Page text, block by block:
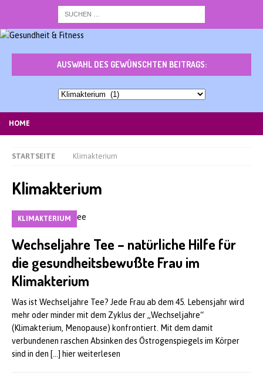
AUSWAHL DES GEWÜNSCHTEN BEITRAGS:
Auswahl
HOME
STARTSEITE Klimakterium
Klimakterium
KLIMAKTERIUM
Wechseljahre Tee – natürliche Hilfe für
die gesundheitsbewußte Frau im
Klimakterium
Was ist Wechseljahre Tee? Jede Frau ab dem 45. Lebensjahr wird
mehr oder minder mit dem Zyklus der „Wechseljahre“
(Klimakterium, Menopause) konfrontiert. Mit dem damit
verbundenen raschen Absinken des Östrogenspiegels im Körper
sind in den […] hier weiterlesen